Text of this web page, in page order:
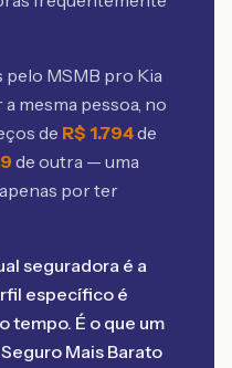
pelo MSMB pro Kia
mesma pessoa, no
de R$ 1.794de
de outra — uma
por ter
seguradora é a
específico é
tempo. É o que um
Mais Barato